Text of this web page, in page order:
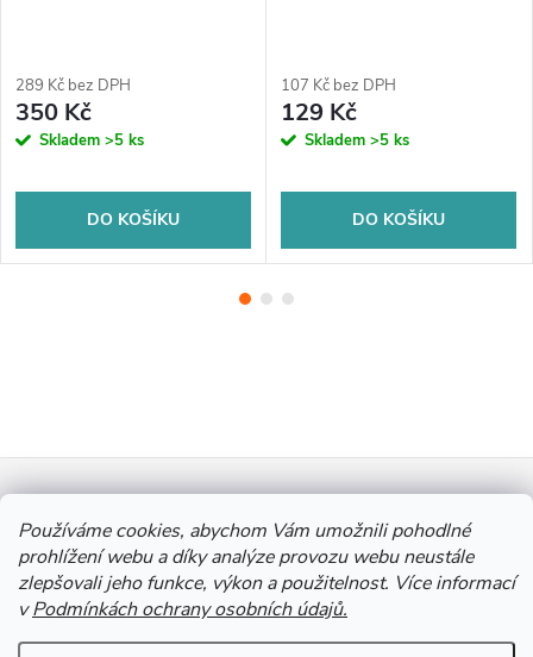
Používáme cookies, abychom Vám umožnili pohodlné
prohlížení webu a díky analýze provozu webu neustále
zlepšovali jeho funkce, výkon a použitelnost. Více informací
vPodmínkách ochrany osobních údajů.
289 Kč bez DPH
350 Kč
Skladem >5 ks
DO KOŠÍKU
107 Kč bez DPH
129 Kč
Skladem >5 ks
DO KOŠÍKU
Z
á
p
Výkup Jinočany - výkup barevných kovů a autobaterií